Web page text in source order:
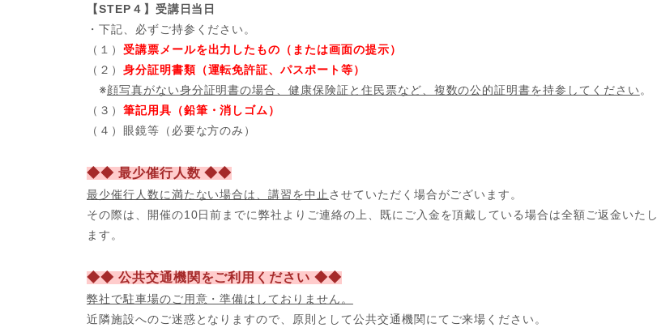
【STEP４】受講日当日
・下記、必ずご持参ください。
（１） 受講票メールを出力したもの（または画面の提示）
（２） 身分証明書類（運転免許証、パスポート等）
※顔写真がない身分証明書の場合、健康保険証と住民票など、複数の公的証明書を持参してください 。
（３） 筆記用具（鉛筆・消しゴム）
（４）眼鏡等（必要な方のみ）
◆◆ 最少催行人数 ◆◆
最少催行人数に満たない場合は、講習を中止 させていただく場合がございます。
その際は、開催の10日前までに弊社よりご連絡の上、既にご入金を頂戴している場合は全額ご返金いたし
ます。
◆◆ 公共交通機関をご利用ください ◆◆
弊社で駐車場のご用意・準備はしておりません。
近隣施設へのご迷惑となりますので、原則として公共交通機関にてご来場ください。